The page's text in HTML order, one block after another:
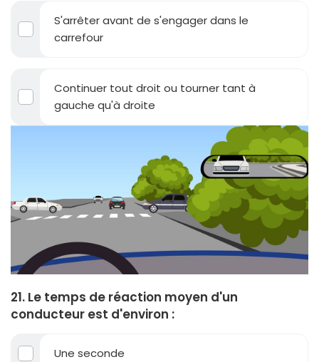
S'arrêter avant de s'engager dans le
carrefour
Continuer tout droit ou tourner tant à
gauche qu'à droite
21. Le temps de réaction moyen d'un
conducteur est d'environ :
Une seconde